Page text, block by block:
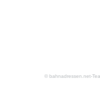
© bahnadressen.net-